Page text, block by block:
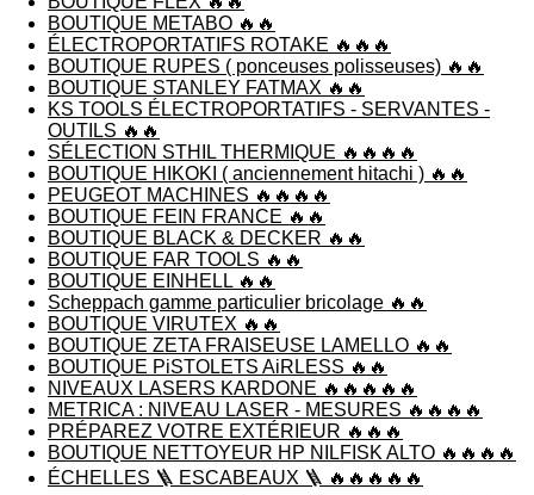
BOUTIQUE METABO 🔥🔥
ÉLECTROPORTATIFS ROTAKE 🔥🔥🔥
BOUTIQUE RUPES ( ponceuses polisseuses) 🔥🔥
BOUTIQUE STANLEY FATMAX 🔥🔥
KS TOOLS ÉLECTROPORTATIFS - SERVANTES -
OUTILS 🔥🔥
SÉLECTION STHIL THERMIQUE 🔥🔥🔥🔥
BOUTIQUE HIKOKI ( anciennement hitachi ) 🔥🔥
PEUGEOT MACHINES 🔥🔥🔥🔥
BOUTIQUE FEIN FRANCE 🔥🔥
BOUTIQUE BLACK & DECKER 🔥🔥
BOUTIQUE FAR TOOLS 🔥🔥
BOUTIQUE EINHELL 🔥🔥
Scheppach gamme particulier bricolage 🔥🔥
BOUTIQUE VIRUTEX 🔥🔥
BOUTIQUE ZETA FRAISEUSE LAMELLO 🔥🔥
BOUTIQUE PiSTOLETS AiRLESS 🔥🔥
NIVEAUX LASERS KARDONE 🔥🔥🔥🔥🔥
METRICA : NIVEAU LASER - MESURES 🔥🔥🔥🔥
PRÉPAREZ VOTRE EXTÉRIEUR 🔥🔥🔥
BOUTIQUE NETTOYEUR HP NILFISK ALTO 🔥🔥🔥🔥
ÉCHELLES 🪜 ESCABEAUX 🪜 🔥🔥🔥🔥🔥